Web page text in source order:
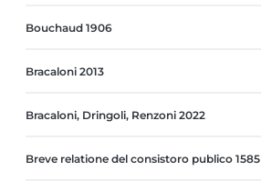
Bouchaud 1906
Bracaloni 2013
Bracaloni, Dringoli, Renzoni 2022
Breve relatione del consistoro publico 1585